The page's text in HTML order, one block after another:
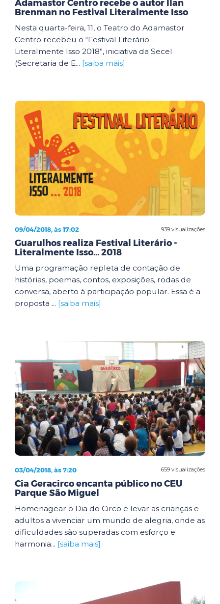
Adamastor Centro recebe o autor Ilan
Brenman no Festival Literalmente Isso
Nesta quarta-feira, 11, o Teatro do Adamastor
Centro recebeu o “Festival Literário –
Literalmente Isso 2018”, iniciativa da Secel
(Secretaria de E... [saiba mais]
939 visualizações
09/04/2018, às 17:02
Guarulhos realiza Festival Literário -
Literalmente Isso... 2018
Uma programação repleta de contação de
histórias, poemas, contos, exposições, rodas de
conversa, aberto à participação popular. Essa é a
proposta ... [saiba mais]
659 visualizações
03/04/2018, às 7:20
Cia Geracirco encanta público no CEU
Parque São Miguel
Homenagear o Dia do Circo e levar as crianças e
adultos a vivenciar um mundo de alegria, onde as
dificuldades são superadas com esforço e
harmonia... [saiba mais]